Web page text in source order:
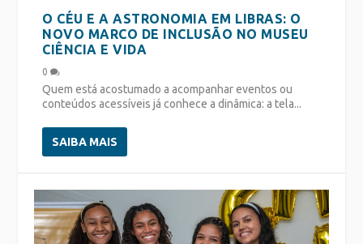
O CÉU E A ASTRONOMIA EM LIBRAS: O
NOVO MARCO DE INCLUSÃO NO MUSEU
CIÊNCIA E VIDA
0
Quem está acostumado a acompanhar eventos ou
conteúdos acessíveis já conhece a dinâmica: a tela...
SAIBA MAIS